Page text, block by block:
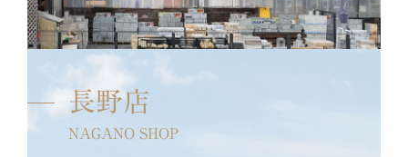
長野店
NAGANO SHOP